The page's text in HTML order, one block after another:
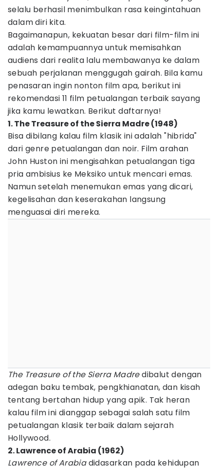
selalu berhasil menimbulkan rasa keingintahuan
dalam diri kita.
Bagaimanapun, kekuatan besar dari film-film ini
adalah kemampuannya untuk memisahkan
audiens dari realita lalu membawanya ke dalam
sebuah perjalanan menggugah gairah. Bila kamu
penasaran ingin nonton film apa, berikut ini
rekomendasi 11 film petualangan terbaik sayang
jika kamu lewatkan. Berikut daftarnya!
1. The Treasure of the Sierra Madre (1948)
Bisa dibilang kalau film klasik ini adalah "hibrida"
dari genre petualangan dan noir. Film arahan
John Huston ini mengisahkan petualangan tiga
pria ambisius ke Meksiko untuk mencari emas.
Namun setelah menemukan emas yang dicari,
kegelisahan dan keserakahan langsung
menguasai diri mereka.
The Treasure of the Sierra Madredibalut dengan
adegan baku tembak, pengkhianatan, dan kisah
tentang bertahan hidup yang apik. Tak heran
kalau film ini dianggap sebagai salah satu film
petualangan klasik terbaik dalam sejarah
Hollywood.
2. Lawrence of Arabia (1962)
Lawrence of Arabiadidasarkan pada kehidupan